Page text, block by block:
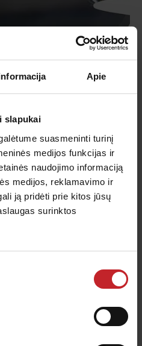
Apie
slapukai
suasmeninti turinį
medijos funkcijas ir
naudojimo informaciją
medijos, reklamavimo ir
ją pridėti prie kitos jūsų
surinktos
puikius
laikotarpiu
diskų įpjovų
suvienodina viso
TrueCut išlaiko nuožmią